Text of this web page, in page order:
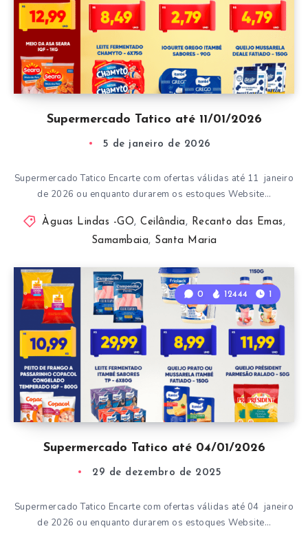
Supermercado Tatico até 11/01/2026
5 de janeiro de 2026
Supermercado Tatico Encarte com ofertas válidas até 11 janeiro
de 2026 ou enquanto durarem os estoques Website…
Àguas Lindas -GO,Ceilândia , Recanto das Emas ,
Samambaia, Santa Maria
Supermercado Tatico até 04/01/2026
0 12444 1
29 de dezembro de 2025
Supermercado Tatico Encarte com ofertas válidas até 04 janeiro
de 2026 ou enquanto durarem os estoques Website…